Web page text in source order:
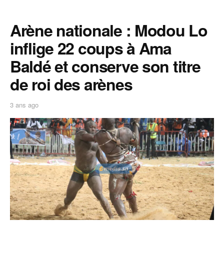
Arène nationale : Modou Lo
inflige 22 coups à Ama
Baldé et conserve son titre
de roi des arènes
3 ans ago